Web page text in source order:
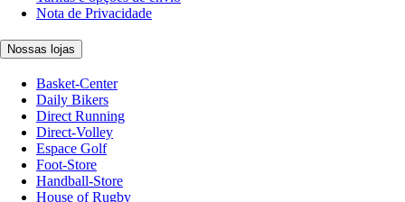
Nota de Privacidade
Nossas lojas
Basket-Center
Daily Bikers
Direct Running
Direct-Volley
Espace Golf
Foot-Store
Handball-Store
House of Rugby